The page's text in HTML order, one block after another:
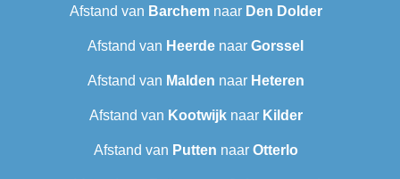
Afstand van Barchemnaar Den Dolder
Afstand van Heerde naar Gorssel
Afstand van Malden naar Heteren
Afstand van Kootwijknaar Kilder
Afstand van Putten naar Otterlo